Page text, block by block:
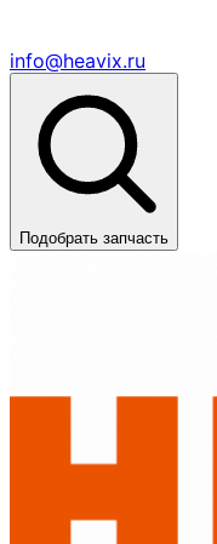
info@heavix.ru
Подобрать запчасть